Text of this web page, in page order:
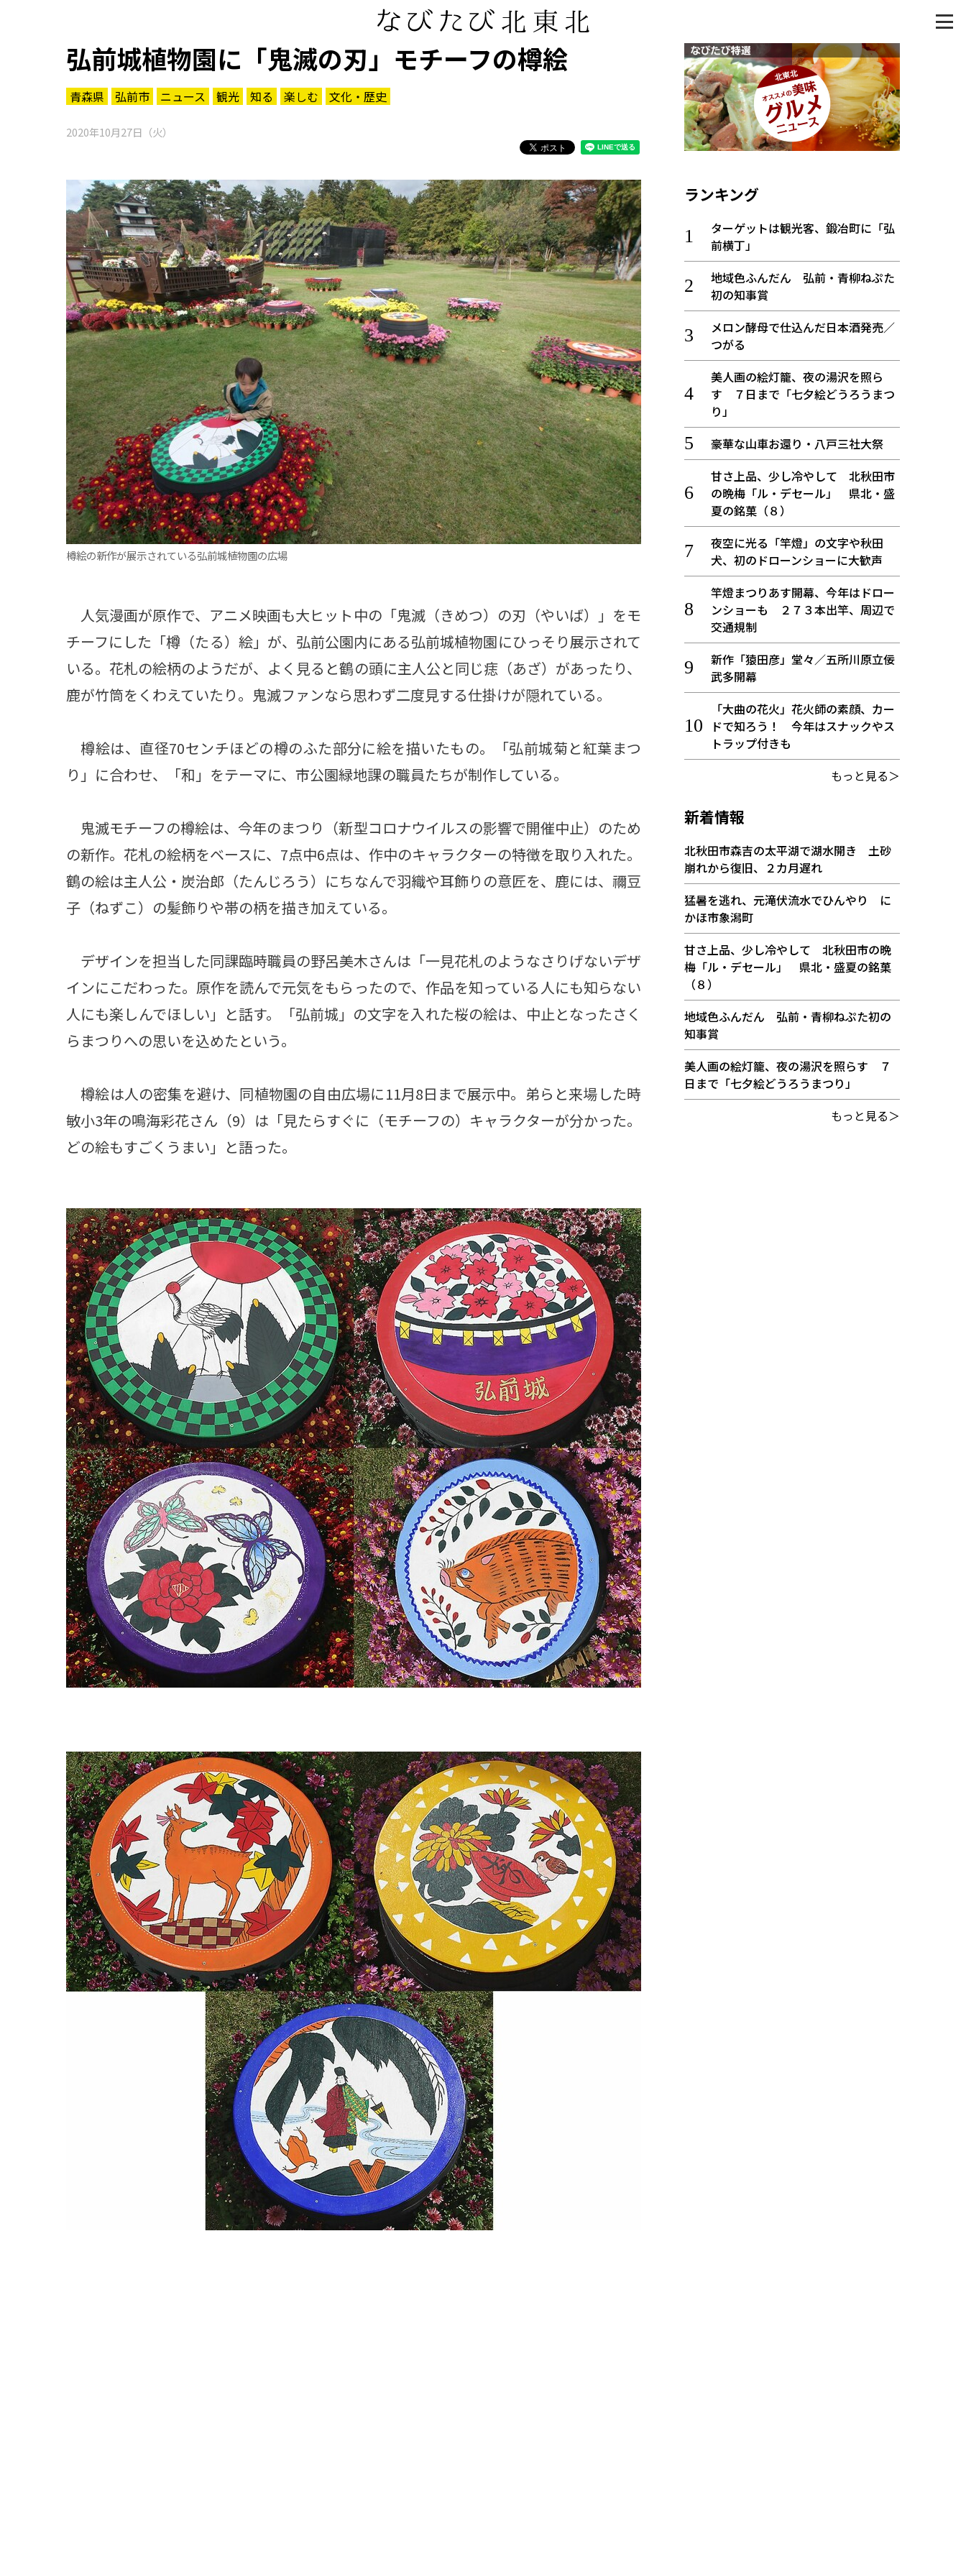
弘前城植物園に「鬼滅の刃」モチーフの樽絵
青森県 弘前市 ニュース 観光 知る 楽しむ 文化・歴史
2020年10月27日（火）
樽絵の新作が展示されている弘前城植物園の広場
人気漫画が原作で、アニメ映画も大ヒット中の「鬼滅（きめつ）の刃（やいば）」をモ
チーフにした「樽（たる）絵」が、弘前公園内にある弘前城植物園にひっそり展示されて
いる。花札の絵柄のようだが、よく見ると鶴の頭に主人公と同じ痣（あざ）があったり、
鹿が竹筒をくわえていたり。鬼滅ファンなら思わず二度見する仕掛けが隠れている。
樽絵は、直径70センチほどの樽のふた部分に絵を描いたもの。「弘前城菊と紅葉まつ
り」に合わせ、「和」をテーマに、市公園緑地課の職員たちが制作している。
鬼滅モチーフの樽絵は、今年のまつり（新型コロナウイルスの影響で開催中止）のため
の新作。花札の絵柄をベースに、7点中6点は、作中のキャラクターの特徴を取り入れた。
鶴の絵は主人公・炭治郎（たんじろう）にちなんで羽織や耳飾りの意匠を、鹿には、禰豆
子（ねずこ）の髪飾りや帯の柄を描き加えている。
デザインを担当した同課臨時職員の野呂美木さんは「一見花札のようなさりげないデザ
インにこだわった。原作を読んで元気をもらったので、作品を知っている人にも知らない
人にも楽しんでほしい」と話す。「弘前城」の文字を入れた桜の絵は、中止となったさく
らまつりへの思いを込めたという。
樽絵は人の密集を避け、同植物園の自由広場に11月8日まで展示中。弟らと来場した時
敏小3年の鳴海彩花さん（9）は「見たらすぐに（モチーフの）キャラクターが分かった。
どの絵もすごくうまい」と語った。
ランキング
ターゲットは観光客、鍛冶町に「弘
前横丁」
地域色ふんだん 弘前・青柳ねぷた
初の知事賞
メロン酵母で仕込んだ日本酒発売／
つがる
美人画の絵灯籠、夜の湯沢を照ら
す ７日まで「七夕絵どうろうまつ
り」
豪華な山車お還り・八戸三社大祭
甘さ上品、少し冷やして 北秋田市
の晩梅「ル・デセール」 県北・盛
夏の銘菓（８）
夜空に光る「竿燈」の文字や秋田
犬、初のドローンショーに大歓声
竿燈まつりあす開幕、今年はドロー
ンショーも ２７３本出竿、周辺で
交通規制
新作「猿田彦」堂々／五所川原立佞
武多開幕
「大曲の花火」花火師の素顔、カー
ドで知ろう！ 今年はスナックやス
トラップ付きも
もっと見る＞
新着情報
北秋田市森吉の太平湖で湖水開き 土砂
崩れから復旧、２カ月遅れ
猛暑を逃れ、元滝伏流水でひんやり に
かほ市象潟町
甘さ上品、少し冷やして 北秋田市の晩
梅「ル・デセール」 県北・盛夏の銘菓
（８）
地域色ふんだん 弘前・青柳ねぷた初の
知事賞
美人画の絵灯籠、夜の湯沢を照らす ７
日まで「七夕絵どうろうまつり」
もっと見る＞
パワースポット
まつり・イベント
おみやげ・特産
道の駅・産直
アウトドア・レジャー
ご当地グルメ